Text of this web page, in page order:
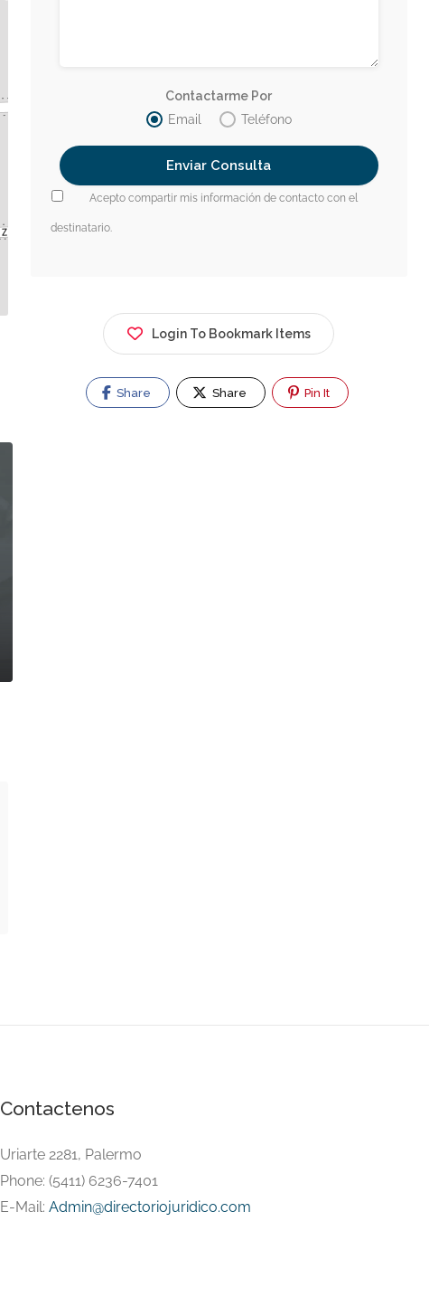
Contactarme Por
Email
Teléfono
Acepto compartir mis información de contacto con el
destinatario.
Login To Bookmark Items
Share Share Pin It
Contactenos
Uriarte 2281, Palermo
Phone: (5411) 6236-7401
E-Mail: Admin@directoriojuridico.com